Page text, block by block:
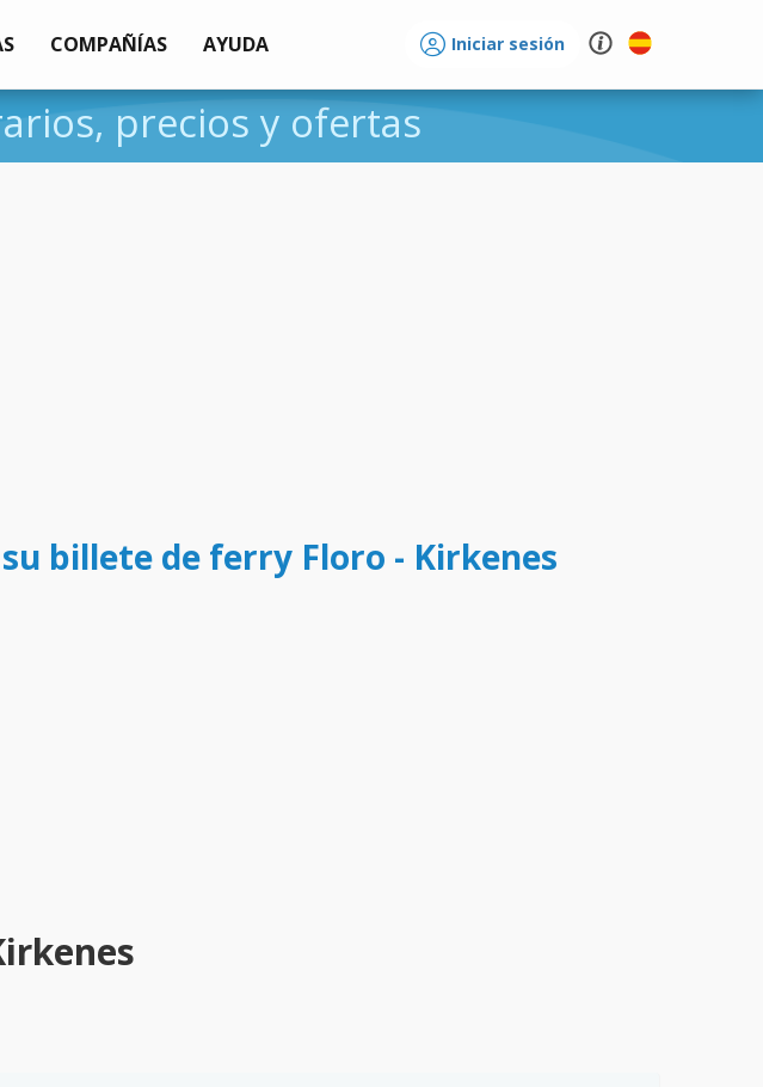
COMPAÑÍAS AYUDA Iniciar sesión
precios y ofertas
su billete de ferry Floro - Kirkenes